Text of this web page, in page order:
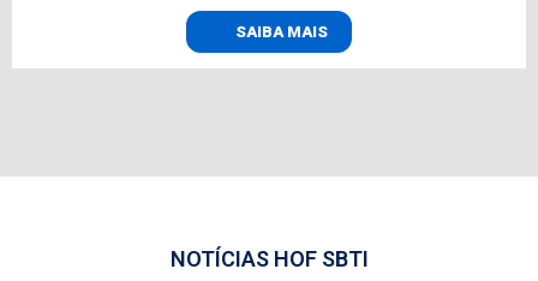
SAIBA MAIS
NOTÍCIAS HOF SBTI